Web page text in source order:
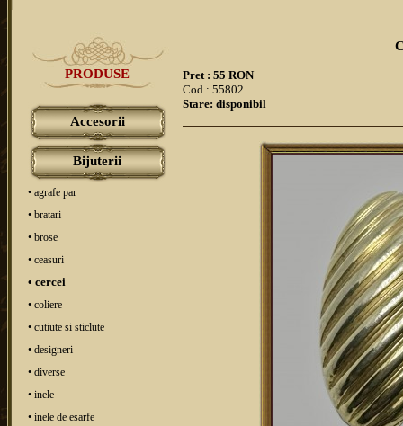
PRODUSE
Accesorii
Bijuterii
• agrafe par
• bratari
• brose
• ceasuri
• cercei
• coliere
• cutiute si sticlute
• designeri
• diverse
• inele
• inele de esarfe
Pret : 55 RON
Cod : 55802
Stare: disponibil